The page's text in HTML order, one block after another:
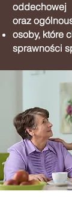
oddechowej
oraz
osoby, które
sprawności